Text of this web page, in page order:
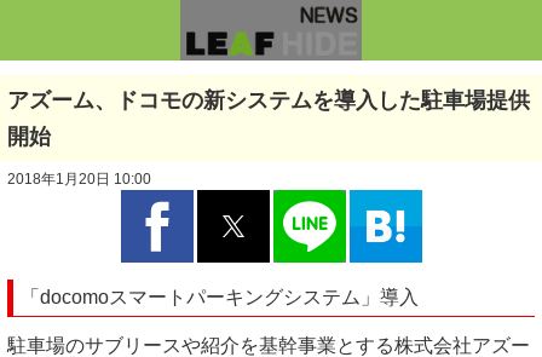
アズーム、ドコモの新システムを導入した駐車場提供
開始
2018年1月20日 10:00
「docomoスマートパーキングシステム」導入
駐車場のサブリースや紹介を基幹事業とする株式会社アズー